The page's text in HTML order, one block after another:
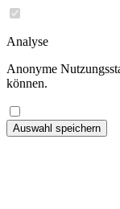
Analyse
Anonyme
können.
Auswahl speichern